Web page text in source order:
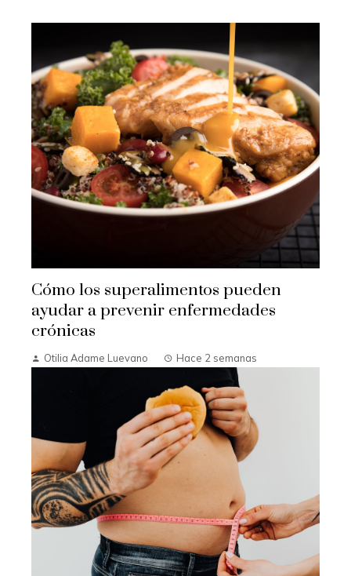
Cómo los superalimentos pueden
ayudar a prevenir enfermedades
crónicas
Otilia Adame Luevano Hace 2 semanas